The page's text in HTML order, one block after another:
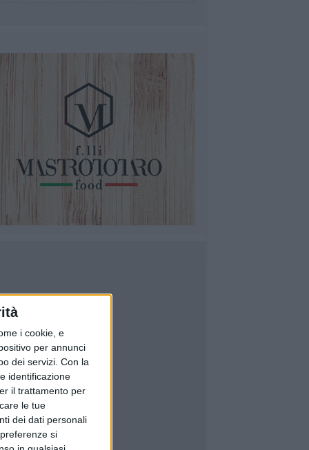
i cookie, e
per annunci
dei servizi. Con la
identificazione
il trattamento per
le tue
dei dati personali
si